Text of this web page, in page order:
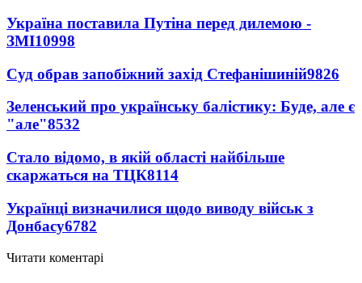
Україна поставила Путіна перед дилемою -
ЗМІ10998
Суд обрав запобіжний захід Стефанішиній9826
Зеленський про українську балістику: Буде, але є
"але"8532
Стало відомо, в якій області найбільше
скаржаться на ТЦК8114
Українці визначилися щодо виводу військ з
Донбасу6782
Читати коментарі